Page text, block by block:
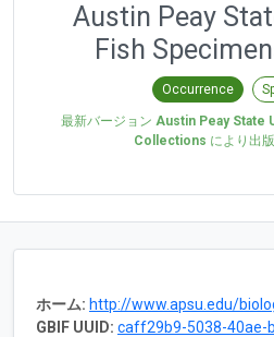
Austin Peay
Fish
Occurrence
最新バージョン Austin Peay State
Collections により出版
ホーム: http://www.apsu.edu/
GBIF UUID: caff29b9-5038-40ae-